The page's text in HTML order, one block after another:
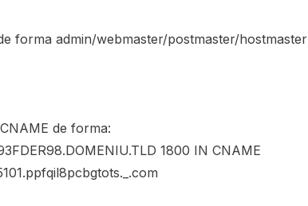
forma admin/webmaster/postmaster/hostmaster
de forma:
1800 IN CNAME